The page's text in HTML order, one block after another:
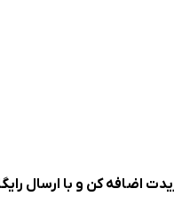
اضافه کن و با ارسال